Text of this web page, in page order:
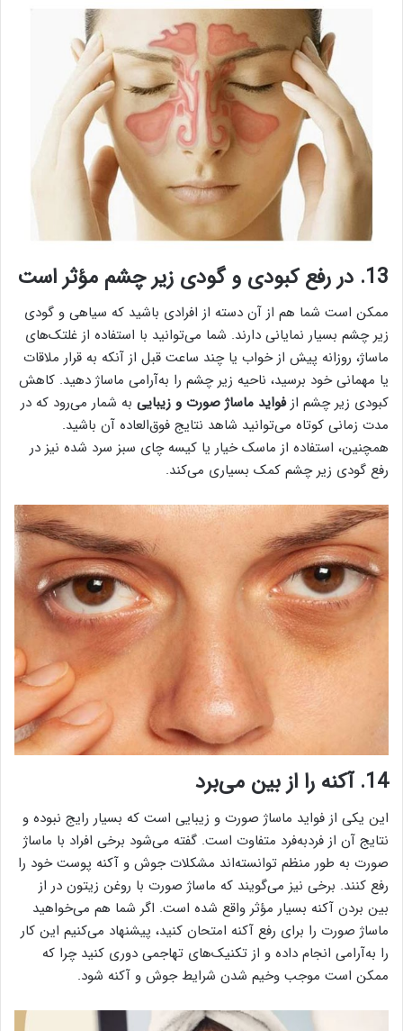
13. در رفع کبودی و گودی زیر چشم مؤثر است
ممکن است شما هم از آن دسته از افرادی باشید که سیاهی و گودی
زیر چشم بسیار نمایانی دارند. شما می‌توانید با استفاده از غلتک‌های
ماساژ، روزانه پیش از خواب یا چند ساعت قبل از آنکه به‌ قرار ملاقات
یا مهمانی خود برسید، ناحیه زیر چشم را به‌آرامی ماساژ دهید. کاهش
کبودی زیر چشم ازفواید ماساژ صورت و زیبایی به شمار می‌رود که در
مدت زمانی کوتاه می‌توانید شاهد نتایج فوق‌العاده آن باشید.
همچنین، استفاده از ماسک خیار یا کیسه چای سبز سرد شده نیز در
رفع گودی زیر چشم کمک بسیاری می‌کند.
14. آکنه را از بین می‌برد
این یکی از فواید ماساژ صورت و زیبایی است که بسیار رایج نبوده و
نتایج آن از فردبه‌فرد متفاوت است. گفته می‌شود برخی افراد با ماساژ
صورت به طور منظم توانسته‌اند مشکلات جوش و آکنه پوست خود را
رفع کنند. برخی نیز می‌گویند که ماساژ صورت با روغن زیتون در از
بین بردن آکنه بسیار مؤثر واقع شده است. اگر شما هم می‌خواهید
ماساژ صورت را برای رفع آکنه امتحان کنید، پیشنهاد می‌کنیم این کار
را به‌آرامی انجام داده و از تکنیک‌های تهاجمی دوری کنید چرا که
ممکن است موجب وخیم شدن شرایط جوش و آکنه شود.